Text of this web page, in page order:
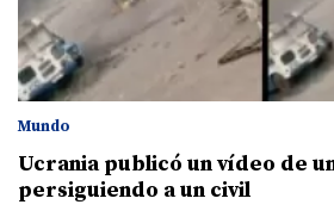
Mundo
Ucrania publicó un vídeo de
persiguiendo a un civil